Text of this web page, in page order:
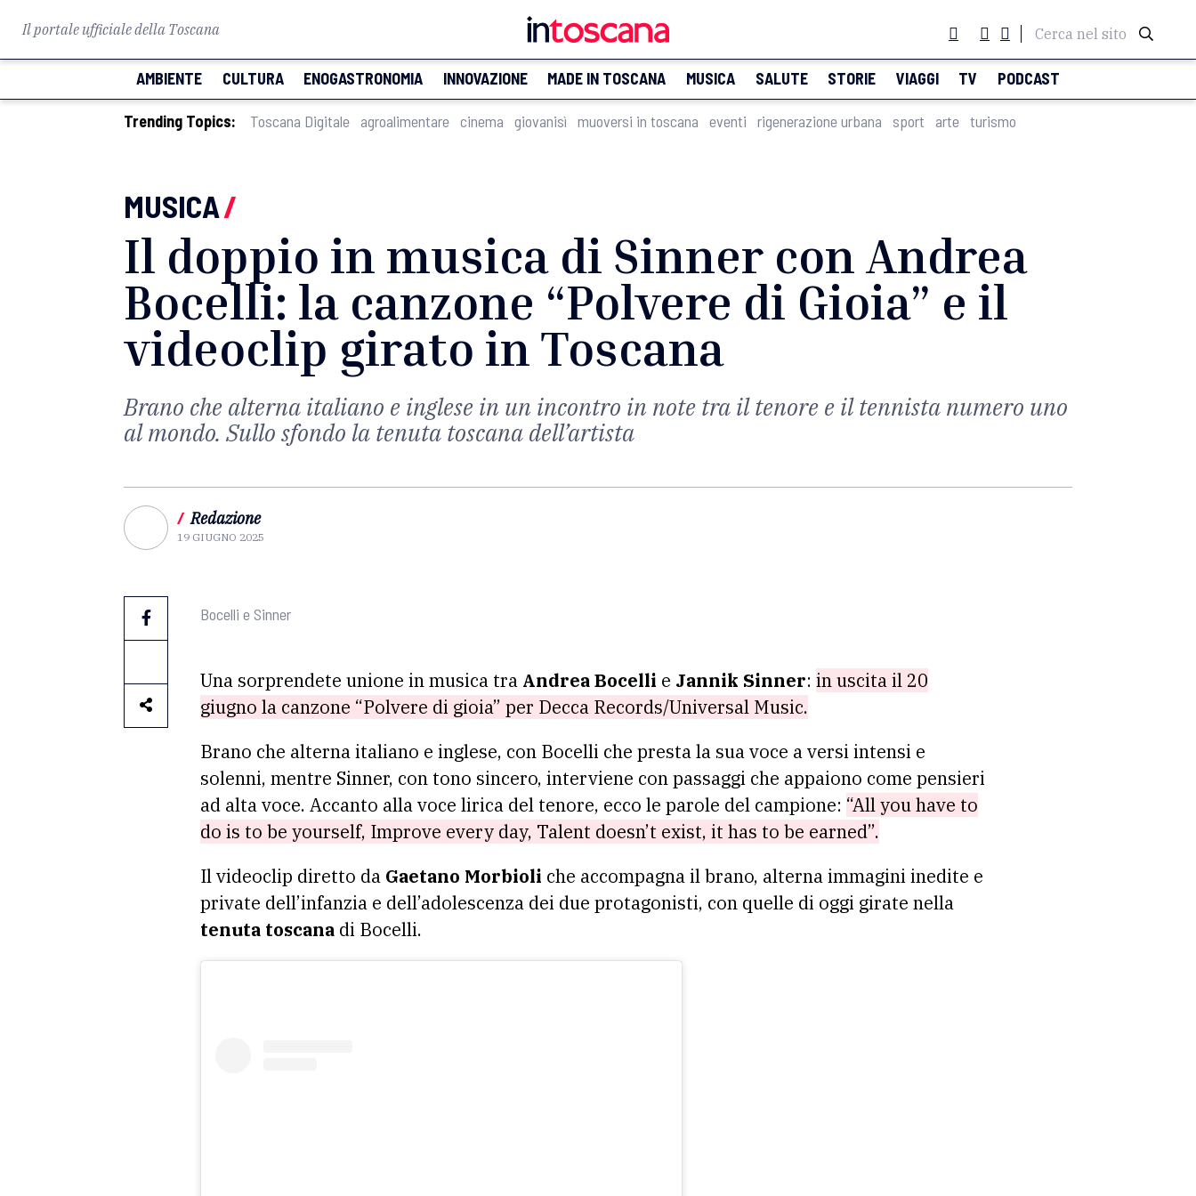
Il portale ufficiale della Toscana Cerca nel sito
AMBIENTE CULTURA ENOGASTRONOMIA INNOVAZIONE MADE IN TOSCANA MUSICA SALUTE STORIE VIAGGI TV PODCAST
Trending Topics: Toscana Digitale agroalimentare cinema giovanisì muoversi in toscana eventi rigenerazione urbana sport arte turismo
MUSICA/
Il doppio in musica di Sinner con Andrea
Bocelli: la canzone “Polvere di Gioia” e il
videoclip girato in Toscana
Brano che alterna italiano e inglese in un incontro in note tra il tenore e il tennista numero uno
al mondo. Sullo sfondo la tenuta toscana dell’artista
/ Redazione
19 GIUGNO 2025
Bocelli e Sinner
Una sorprendete unione in musica tra Andrea Bocelli e Jannik Sinner: in uscita il 20
giugno la canzone “Polvere di gioia” per Decca Records/Universal Music.
Brano che alterna italiano e inglese, con Bocelli che presta la sua voce a versi intensi e
solenni, mentre Sinner, con tono sincero, interviene con passaggi che appaiono come pensieri
ad alta voce. Accanto alla voce lirica del tenore, ecco le parole del campione: “All you have to
do is to be yourself, Improve every day, Talent doesn’t exist, it has to be earned”.
Il videoclip diretto da Gaetano Morbioli che accompagna il brano, alterna immagini inedite e
private dell’infanzia e dell’adolescenza dei due protagonisti, con quelle di oggi girate nella
tenuta toscana di Bocelli.